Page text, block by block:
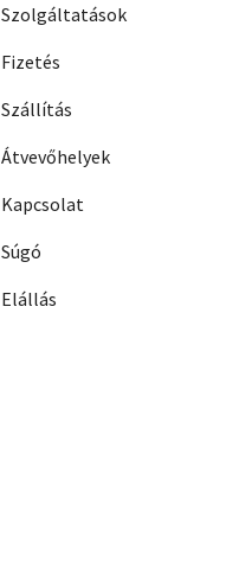
Szolgáltatások
Fizetés
Szállítás
Átvevőhelyek
Kapcsolat
Súgó
Elállás